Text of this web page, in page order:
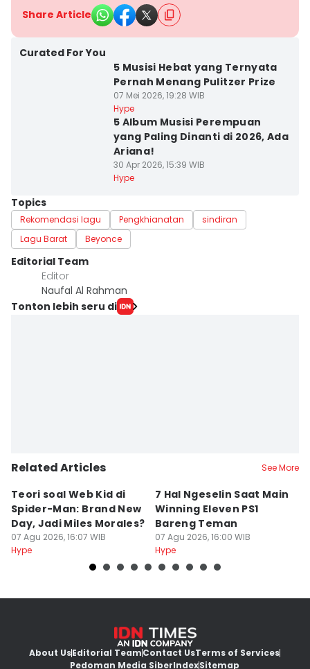
Share Article
Curated For You
5 Musisi Hebat yang Ternyata
Pernah Menang Pulitzer Prize
07 Mei 2026, 19:28 WIB
Hype
5 Album Musisi Perempuan
yang Paling Dinanti di 2026, Ada
Ariana!
30 Apr 2026, 15:39 WIB
Hype
Topics
Rekomendasi lagu Pengkhianatan
sindiran
Lagu Barat
Beyonce
Editorial Team
Editor
Naufal Al Rahman
Tonton lebih seru di
Related Articles See More
Teori soal Web Kid di
Spider-Man: Brand New
Day, Jadi Miles Morales?
07 Agu 2026, 16:07 WIB
Hype
7 Hal Ngeselin Saat Main
Winning Eleven PS1
Bareng Teman
07 Agu 2026, 16:00 WIB
Hype
About UsEditorial TeamContact UsTerms of Services
Pedoman Media SiberIndexSitemap